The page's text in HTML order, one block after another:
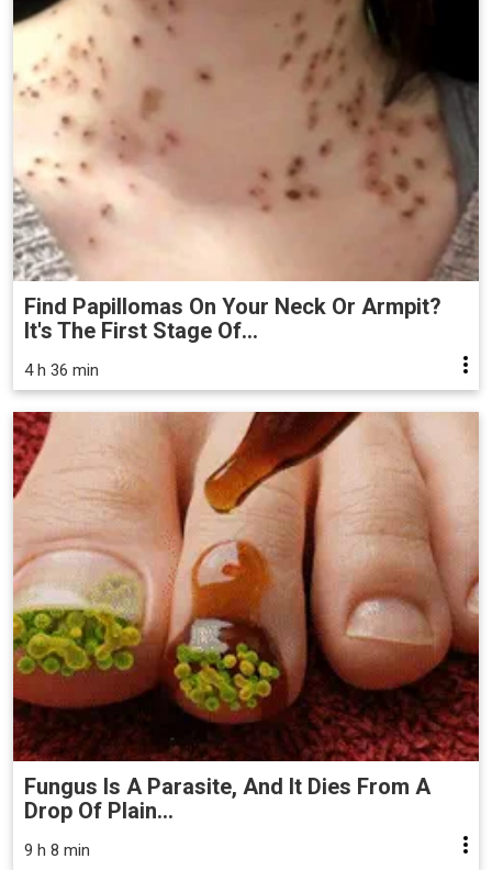
Find Papillomas On Your Neck Or Armpit?
It's The First Stage Of...
4 h 36 min
Fungus Is A Parasite, And It Dies From A
Drop Of Plain...
9 h 8 min